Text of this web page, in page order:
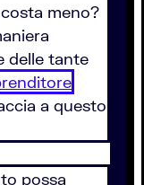
meno?
delle tante
a questo
possa